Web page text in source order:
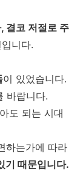
결코 저절로 주
니다.
이 있었습니다.
바랍니다.
도 되는 시대
하는가에 따라
기 때문입니다.